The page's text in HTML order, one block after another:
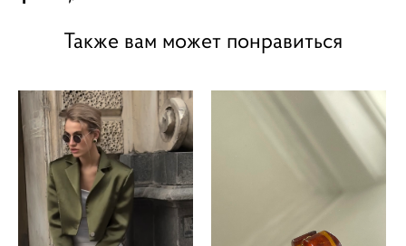
Также вам может понравиться